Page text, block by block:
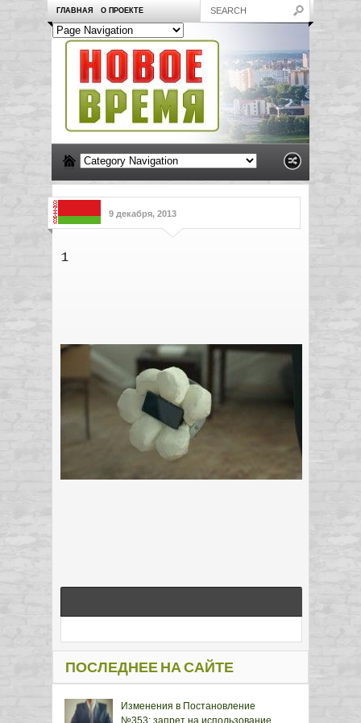
ГЛАВНАЯ О ПРОЕКТЕ
9 декабря, 2013
1
ПОСЛЕДНЕЕ НА САЙТЕ
Изменения в Постановление
№353: запрет на использование